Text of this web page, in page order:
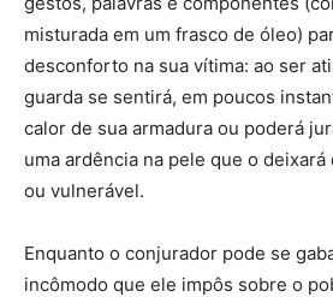
misturada em um frasco de óleo)
desconforto na sua vítima: ao ser
guarda se sentirá, em poucos
calor de sua armadura ou poderá
uma ardência na pele que o
ou vulnerável.
Enquanto o conjurador pode se
incômodo que ele impôs sobre o